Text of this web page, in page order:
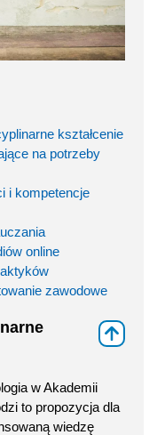
kształcenie
na potrzeby
i kompetencje
online
zawodowe
w Akademii
to propozycja dla
wiedzę